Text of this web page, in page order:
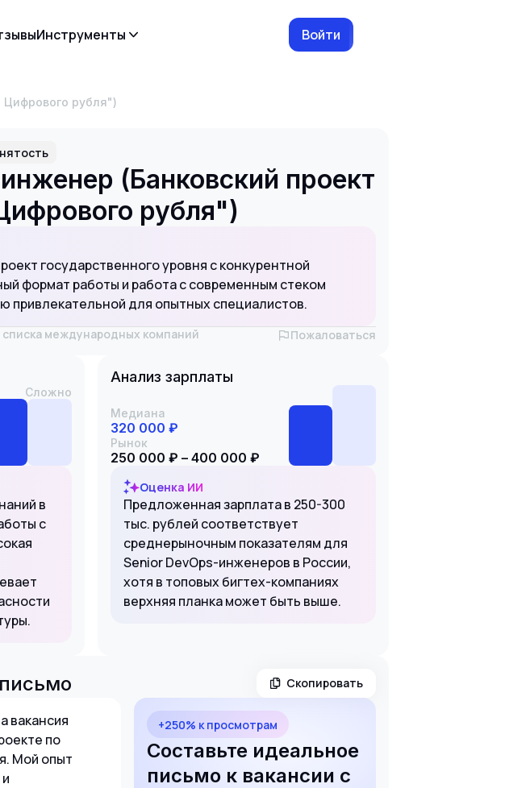
Инструменты Войти
Цифрового рубля")
(Банковский проект
рубля")
государственного уровня с конкурентной
формат работы и работа с современным стеком
привлекательной для опытных специалистов.
списка международных компаний Пожаловаться
Сложно
в
с
Анализ зарплаты
Медиана
320 000 ₽
Рынок
250 000 ₽ – 400 000 ₽
Оценка ИИ
Предложенная зарплата в 250-300
тыс. рублей соответствует
среднерыночным показателям для
Senior DevOps-инженеров в России,
хотя в топовых бигтех-компаниях
верхняя планка может быть выше.
Скопировать
вакансия
по
Мой опыт
+250% к просмотрам
Составьте идеальное
письмо к вакансии с